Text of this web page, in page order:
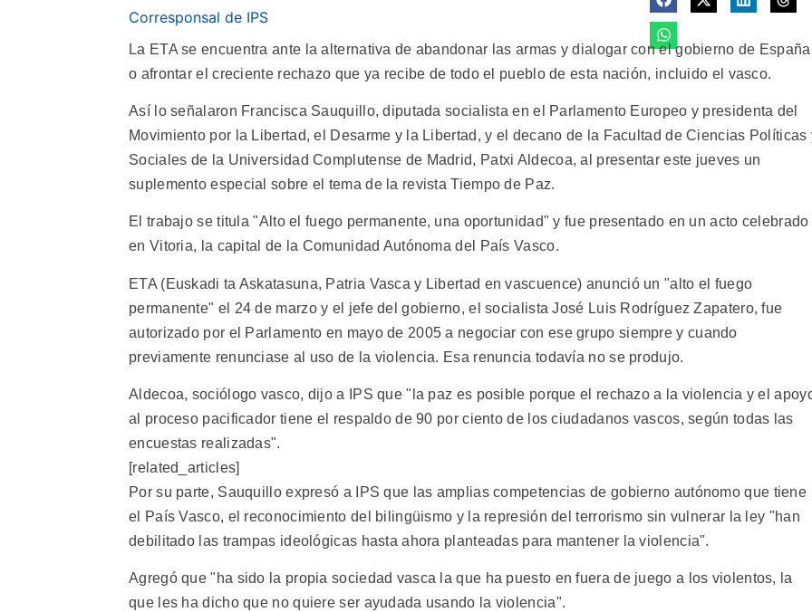
Corresponsal de IPS
La ETA se encuentra ante la alternativa de abandonar las armas y dialogar con el gobierno de España
o afrontar el creciente rechazo que ya recibe de todo el pueblo de esta nación, incluido el vasco.
Así lo señalaron Francisca Sauquillo, diputada socialista en el Parlamento Europeo y presidenta del
Movimiento por la Libertad, el Desarme y la Libertad, y el decano de la Facultad de Ciencias Políticas
Sociales de la Universidad Complutense de Madrid, Patxi Aldecoa, al presentar este jueves un
suplemento especial sobre el tema de la revista Tiempo de Paz.
El trabajo se titula "Alto el fuego permanente, una oportunidad" y fue presentado en un acto celebrado
en Vitoria, la capital de la Comunidad Autónoma del País Vasco.
ETA (Euskadi ta Askatasuna, Patria Vasca y Libertad en vascuence) anunció un "alto el fuego
permanente" el 24 de marzo y el jefe del gobierno, el socialista José Luis Rodríguez Zapatero, fue
autorizado por el Parlamento en mayo de 2005 a negociar con ese grupo siempre y cuando
previamente renunciase al uso de la violencia. Esa renuncia todavía no se produjo.
Aldecoa, sociólogo vasco, dijo a IPS que "la paz es posible porque el rechazo a la violencia y el
al proceso pacificador tiene el respaldo de 90 por ciento de los ciudadanos vascos, según todas las
encuestas realizadas".
[related_articles]
Por su parte, Sauquillo expresó a IPS que las amplias competencias de gobierno autónomo que tiene
el País Vasco, el reconocimiento del bilingüismo y la represión del terrorismo sin vulnerar la ley "han
debilitado las trampas ideológicas hasta ahora planteadas para mantener la violencia".
Agregó que "ha sido la propia sociedad vasca la que ha puesto en fuera de juego a los violentos, la
que les ha dicho que no quiere ser ayudada usando la violencia".